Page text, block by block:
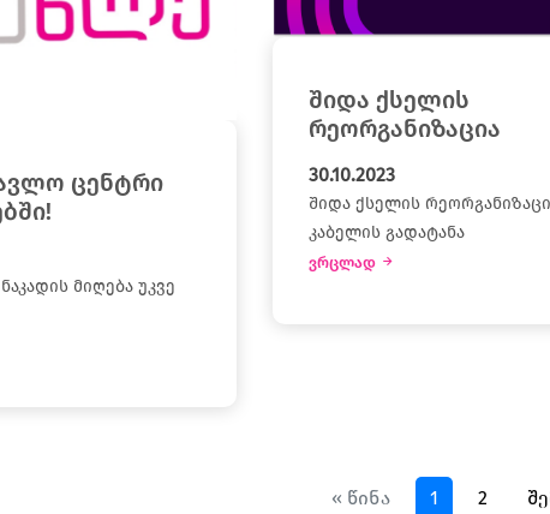
ცენტრი
მიღება უკვე
შიდა ქსელის
რეორგანიზაცია
30.10.2023
შიდა ქსელის
კაბელის გადატანა
ვრცლად
« წინა 1 2